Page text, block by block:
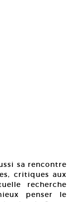
sa rencontre
critiques aux
recherche
penser le